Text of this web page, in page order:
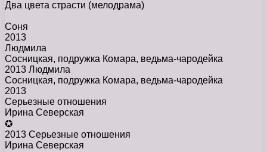
Два цвета страсти (мелодрама)
Соня
2013
Людмила
Сосницкая, подружка Комара, ведьма-чародейка
2013 Людмила
Сосницкая, подружка Комара, ведьма-чародейка
2013
Серьезные отношения
Ирина Северская
✪
2013 Серьезные отношения
Ирина Северская